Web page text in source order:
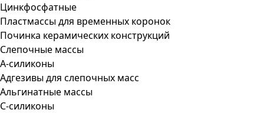
Цинкфосфатные
Пластмассы для временных коронок
Починка керамических конструкций
Слепочные массы
А-силиконы
Адгезивы для слепочных масс
Альгинатные массы
С-силиконы